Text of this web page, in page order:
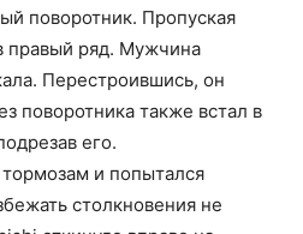
поворотник. Пропуская
правый ряд. Мужчина
Перестроившись, он
поворотника также встал в
его.
и попытался
столкновения не